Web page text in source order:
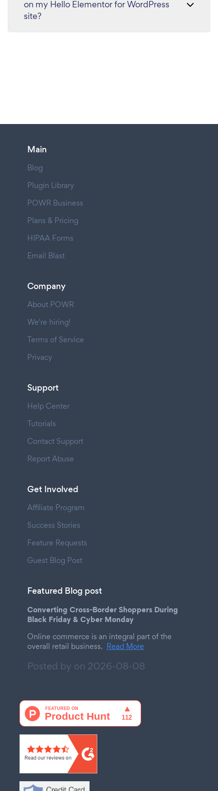
on my Hello Elementor for WordPress
site?
Main
Blog
Plugin Library
POWR Business
Plans & Pricing
HIPAA Forms
Email Blast
Company
About POWR
We're hiring!
Terms of Service
Privacy
Support
Help Center
Tutorials
Contact Support
Report Abuse
Get Involved
Affiliate Program
Success Stories
Feature Requests
Guest Blog Post
Featured Blog post
Converting Cross-Border Shoppers During
Black Friday & Cyber Monday
Online commerce is an integral part of the
overall retail business. Read More
Posted by on 2026-08-08